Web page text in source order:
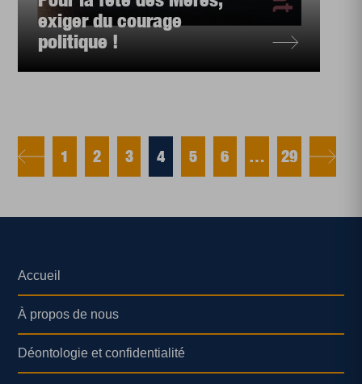
exiger du courage
politique !
1 2 3 4 5 6 … 29
Accueil
À propos de nous
Déontologie et confidentialité